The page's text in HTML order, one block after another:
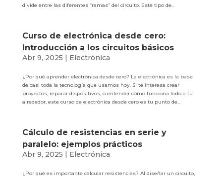
divide entre las diferentes “ramas” del circuito. Este tipo de...
Curso de electrónica desde cero:
Introducción a los circuitos básicos
Abr 9, 2025 | Electrónica
¿Por qué aprender electrónica desde cero? La electrónica es la base
de casi toda la tecnología que usamos hoy. Si te interesa crear
proyectos, reparar dispositivos, o entender cómo funciona todo a tu
alrededor, este curso de electrónica desde cero es tu punto de...
Cálculo de resistencias en serie y
paralelo: ejemplos prácticos
Abr 9, 2025 | Electrónica
¿Por qué es importante calcular resistencias? Al diseñar un circuito,